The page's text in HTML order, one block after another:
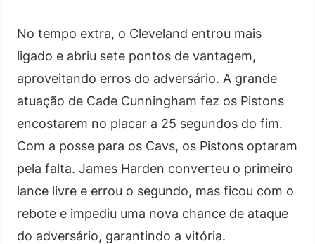
No tempo extra, o Cleveland entrou mais
ligado e abriu sete pontos de vantagem,
aproveitando erros do adversário. A grande
atuação de Cade Cunningham fez os Pistons
encostarem no placar a 25 segundos do fim.
Com a posse para os Cavs, os Pistons optaram
pela falta. James Harden converteu o primeiro
lance livre e errou o segundo, mas ficou com o
rebote e impediu uma nova chance de ataque
do adversário, garantindo a vitória.